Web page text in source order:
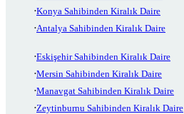
Konya Sahibinden Kiralık Daire
Antalya Sahibinden Kiralık Daire
Eskişehir Sahibinden Kiralık Daire
Mersin Sahibinden Kiralık Daire
Manavgat Sahibinden Kiralık Daire
Zeytinburnu Sahibinden Kiralık Daire